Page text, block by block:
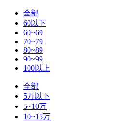
全部
60以下
60~69
70~79
80~89
90~99
100以上
全部
5万以下
5~10万
10~15万